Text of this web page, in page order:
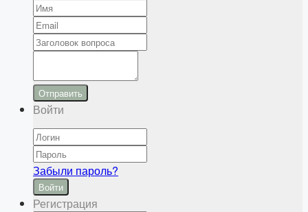
Отправить
Войти
Забыли пароль?
Войти
Регистрация